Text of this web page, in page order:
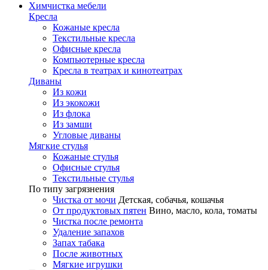
Химчистка мебели
Кресла
Кожаные кресла
Текстильные кресла
Офисные кресла
Компьютерные кресла
Кресла в театрах и кинотеатрах
Диваны
Из кожи
Из экокожи
Из флока
Из замши
Угловые диваны
Мягкие стулья
Кожаные стулья
Офисные стулья
Текстильные стулья
По типу загрязнения
Чистка от мочи Детская, собачья, кошачья
От продуктовых пятен Вино, масло, кола, томаты
Чистка после ремонта
Удаление запахов
Запах табака
После животных
Мягкие игрушки